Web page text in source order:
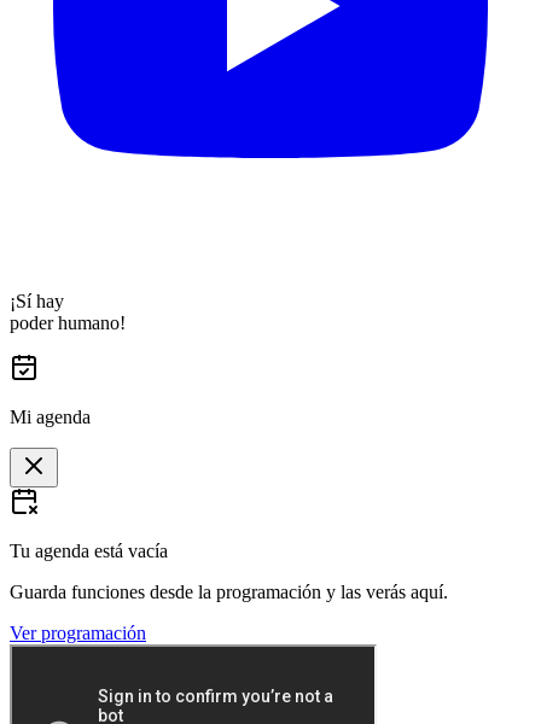
¡Sí hay
poder humano!
Mi agenda
Tu agenda está vacía
Guarda funciones desde la programación y las verás aquí.
Ver programación